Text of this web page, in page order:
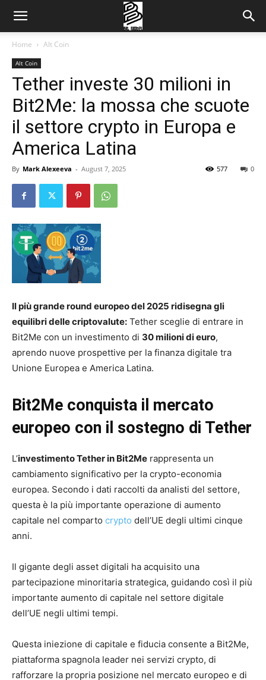
Home Alt Coin
Alt Coin
Tether investe 30 milioni in
Bit2Me: la mossa che scuote
il settore crypto in Europa e
America Latina
By Mark Alexeeva - August 7, 2025 0
577
Il più grande round europeo del 2025 ridisegna gli
equilibri delle criptovalute: Tether sceglie di entrare in
Bit2Me con un investimento di 30 milioni di euro,
aprendo nuove prospettive per la finanza digitale tra
Unione Europea e America Latina.
Bit2Me conquista il mercato
europeo con il sostegno di Tether
L’investimento Tether in Bit2Me rappresenta un
cambiamento significativo per la crypto-economia
europea. Secondo i dati raccolti da analisti del settore,
questa è la più importante operazione di aumento
capitale nel comparto crypto dell’UE degli ultimi cinque
anni.
Il gigante degli asset digitali ha acquisito una
partecipazione minoritaria strategica, guidando così il più
importante aumento di capitale nel settore digitale
dell’UE negli ultimi tempi.
Questa iniezione di capitale e fiducia consente a Bit2Me,
piattaforma spagnola leader nei servizi crypto, di
rafforzare la propria posizione nel mercato europeo e di